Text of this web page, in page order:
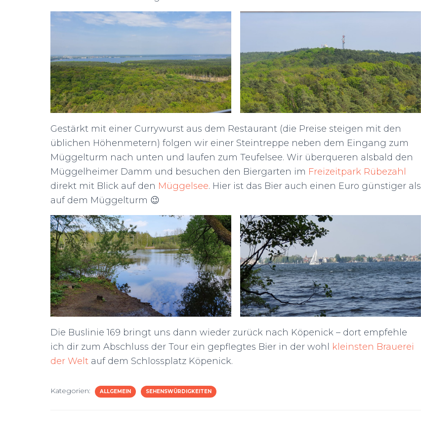
Gestärkt mit einer Currywurst aus dem Restaurant (die Preise steigen mit den
üblichen Höhenmetern) folgen wir einer Steintreppe neben dem Eingang zum
Müggelturm nach unten und laufen zum Teufelsee. Wir überqueren alsbald den
Müggelheimer Damm und besuchen den Biergarten im Freizeitpark Rübezahl
direkt mit Blick auf den Müggelsee. Hier ist das Bier auch einen Euro günstiger als
auf dem Müggelturm 😉
Die Buslinie 169 bringt uns dann wieder zurück nach Köpenick – dort empfehle
ich dir zum Abschluss der Tour ein gepflegtes Bier in der wohl kleinsten Brauerei
der Welt auf dem Schlossplatz Köpenick.
Kategorien: ALLGEMEIN SEHENSWÜRDIGKEITEN